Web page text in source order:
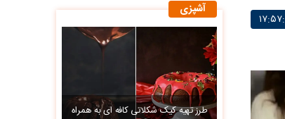
آشپزی
طرز تهیه کیک شکلاتی کافه ای به همراه